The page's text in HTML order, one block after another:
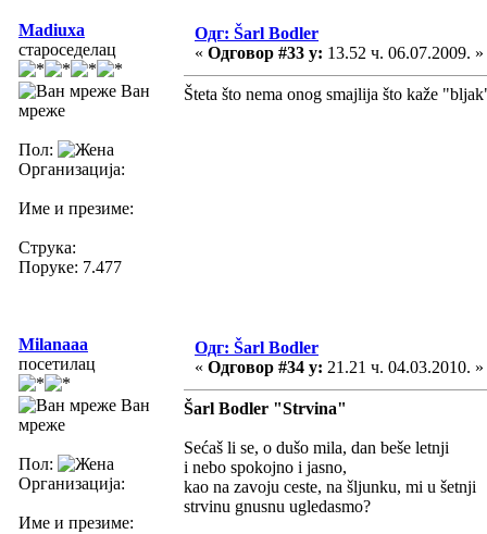
Madiuxa
староседелац
Ван
мреже
Пол:
Организација:
Име и презиме:
Струка:
Поруке: 7.477
Одг: Šarl Bodler
« Одговор #33 у: 13.52 ч. 06.07.2009. »
Šteta što nema onog smajlija što kaže
Milanaaa
посетилац
Ван
мреже
Пол:
Организација:
Име и презиме:
Одг: Šarl Bodler
« Одговор #34 у: 21.21 ч. 04.03.2010. »
Šarl Bodler "Strvina"
Sećaš li se, o dušo mila, dan beše letnji
i nebo spokojno i jasno,
kao na zavoju ceste, na šljunku, mi u šetnji
strvinu gnusnu ugledasmo?